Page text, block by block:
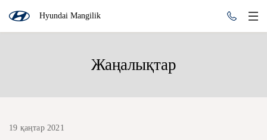
Hyundai Mangilik
Жаңалықтар
19 қаңтар 2021